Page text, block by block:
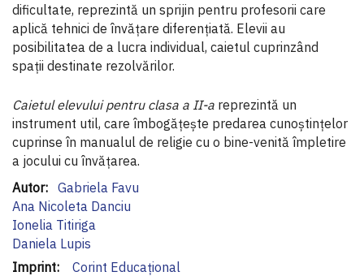
dificultate, reprezintă un sprijin pentru profesorii care
aplică tehnici de învăţare diferenţiată. Elevii au
posibilitatea de a lucra individual, caietul cuprinzând
spaţii destinate rezolvărilor.
Caietul elevului pentru clasa a II-a reprezintă un
instrument util, care îmbogăţeşte predarea cunoştinţelor
cuprinse în manualul de religie cu o bine-venită împletire
a jocului cu învăţarea.
Informaţii
suplimentare
Gabriela Favu
Ana Nicoleta Danciu
Ionelia Titiriga
Daniela Lupis
Corint Educaţional